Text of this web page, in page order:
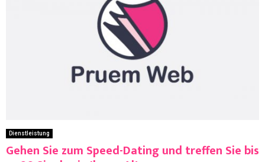
Dienstleistung
Gehen Sie zum Speed-Dating und treffen Sie bis